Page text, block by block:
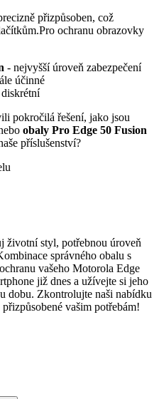
přizpůsoben, což
ochranu obrazovky
- nejvyšší úroveň zabezpečení
účinné
pokročilá řešení, jako jsou
obaly Pro Edge 50 Fusion
příslušenství?
životní styl, potřebnou úroveň
správného obalu s
vašeho Motorola Edge
již dnes a užívejte si jeho
dobu. Zkontrolujte naši nabídku
vašim potřebám!